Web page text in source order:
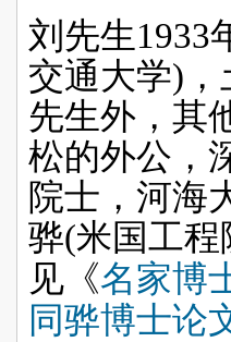
刘先生1933
交通大学)
先生外，其
松的外公，
院士，河海
骅(米国工程
见《名家博
同骅博士论